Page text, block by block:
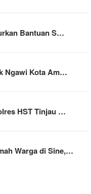
Bantuan S…
Ngawi Kota Am…
HST Tinjau …
Warga di Sine,…